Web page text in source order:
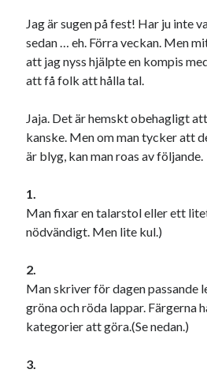
18 19 20 21 22 23 24
25 26 27 28 29 30 31
« sep nov »
Sök
Kategorier
Etiketter
Jag är sugen på fest! Har ju inte
sedan … eh. Förra veckan. Men
att jag nyss hjälpte en kompis
att få folk att hålla tal.
Jaja. Det är hemskt obehagligt
kanske. Men om man tycker att
är blyg, kan man roas av följande.
1.
Man fixar en talarstol eller ett
nödvändigt. Men lite kul.)
2.
Man skriver för dagen passande
gröna och röda lappar. Färgerna
kategorier att göra.(Se nedan.)
3.